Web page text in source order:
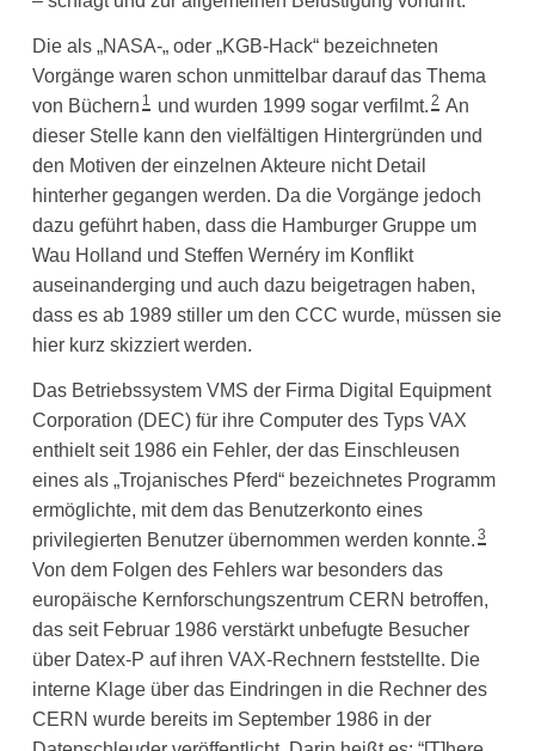
Die als „NASA-„ oder „KGB-Hack“ bezeichneten
Vorgänge waren schon unmittelbar darauf das Thema
von Büchern 1 und wurden 1999 sogar verfilmt. 2 An
dieser Stelle kann den vielfältigen Hintergründen und
den Motiven der einzelnen Akteure nicht Detail
hinterher gegangen werden. Da die Vorgänge jedoch
dazu geführt haben, dass die Hamburger Gruppe um
Wau Holland und Steffen Wernéry im Konflikt
auseinanderging und auch dazu beigetragen haben,
dass es ab 1989 stiller um den CCC wurde, müssen sie
hier kurz skizziert werden.
Das Betriebssystem VMS der Firma Digital Equipment
Corporation (DEC) für ihre Computer des Typs VAX
enthielt seit 1986 ein Fehler, der das Einschleusen
eines als „Trojanisches Pferd“ bezeichnetes Programm
ermöglichte, mit dem das Benutzerkonto eines
privilegierten Benutzer übernommen werden konnte. 3
Von dem Folgen des Fehlers war besonders das
europäische Kernforschungszentrum CERN betroffen,
das seit Februar 1986 verstärkt unbefugte Besucher
über Datex-P auf ihren VAX-Rechnern feststellte. Die
interne Klage über das Eindringen in die Rechner des
CERN wurde bereits im September 1986 in der